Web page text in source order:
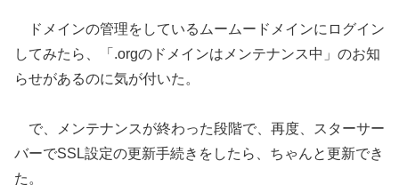
ドメインの管理をしているムームードメインにログイン
してみたら、「.orgのドメインはメンテナンス中」のお知
らせがあるのに気が付いた。
で、メンテナンスが終わった段階で、再度、スターサー
バーでSSL設定の更新手続きをしたら、ちゃんと更新でき
た。